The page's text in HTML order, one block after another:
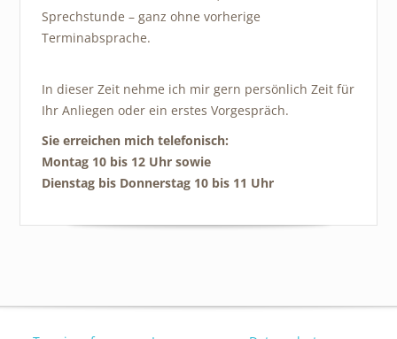
Sprechstunde – ganz ohne vorherige
Terminabsprache.
In dieser Zeit nehme ich mir gern persönlich Zeit für
Ihr Anliegen oder ein erstes Vorgespräch.
Sie erreichen mich telefonisch:
Montag 10 bis 12 Uhr sowie
Dienstag bis Donnerstag 10 bis 11 Uhr